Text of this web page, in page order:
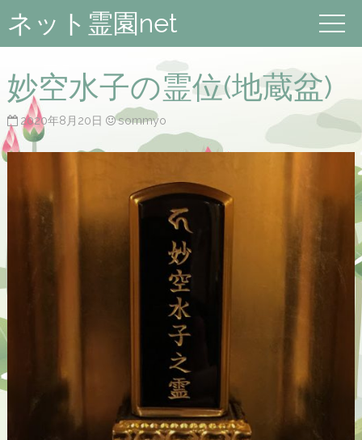
ネット霊園net
妙空水子の霊位(地蔵盆)
2020年8月20日 sommyo